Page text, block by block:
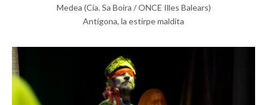
Medea (Cía. Sa Boira / ONCE Illes Balears)
Antígona, la estirpe maldita